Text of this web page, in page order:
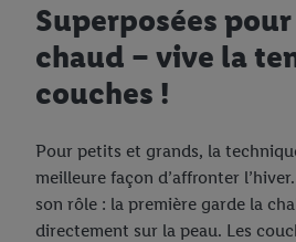
Superposées
chaud – vive la
couches !
Pour petits et grands, la
meilleure façon d’affronter
son rôle : la première garde la
directement sur la peau. Les